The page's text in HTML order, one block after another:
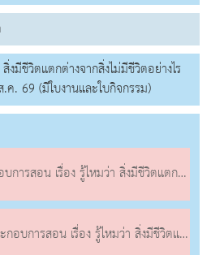
งมีชีวิตแตกต่างจากสิ่งไม่มีชีวิตอย่างไร
ค. 69 (มีใบงานและใบกิจกรรม)
น เรื่อง รู้ไหมว่า สิ่งมีชีวิตแตกต่างจากสิ่งไม่มีชีวิตอย่างไร (3)
สอน เรื่อง รู้ไหมว่า สิ่งมีชีวิตแตกต่างจากสิ่งไม่มีชีวิตอย่างไร (3)